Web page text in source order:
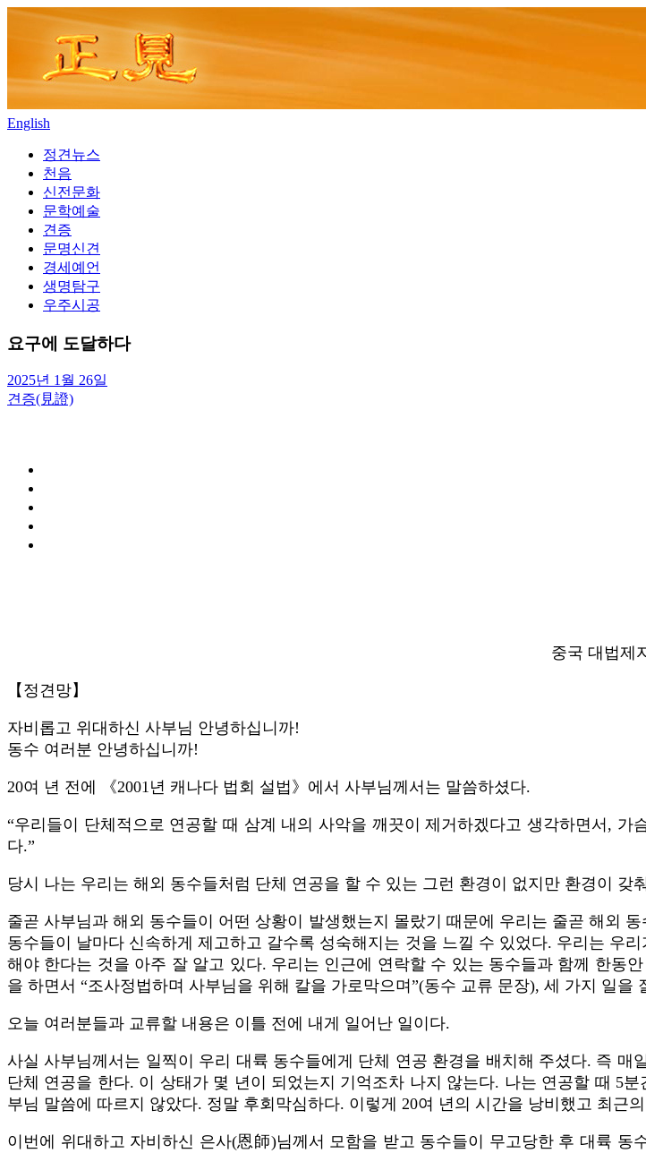
Skip
English
정견뉴스
천음
신전문화
문학예술
견증
문명신견
경세예언
생명탐구
우주시공
요구에 도달하다
2025년 1월 26일
견증(見證)
중국 대법제
【정견망】
자비롭고 위대하신 사부님 안녕하십니까!
동수 여러분 안녕하십니까!
20여 년 전에 《2001년 캐나다 법회 설법》에서 사부님께서는 말씀하셨다.
“우리들이 단체적으로 연공할 때 삼계 내의 사악을 깨끗이 제거하겠다고 생각하면서,
다.”
당시 나는 우리는 해외 동수들처럼 단체 연공을 할 수 있는 그런 환경이 없지만 환경이
줄곧 사부님과 해외 동수들이 어떤 상황이 발생했는지 몰랐기 때문에 우리는 줄곧 해외
동수들이 날마다 신속하게 제고하고 갈수록 성숙해지는 것을 느낄 수 있었다. 우리는 우
해야 한다는 것을 아주 잘 알고 있다. 우리는 인근에 연락할 수 있는 동수들과 함께 한동
을 하면서 “조사정법하며 사부님을 위해 칼을 가로막으며”(동수 교류 문장), 세 가지 일
오늘 여러분들과 교류할 내용은 이틀 전에 내게 일어난 일이다.
사실 사부님께서는 일찍이 우리 대륙 동수들에게 단체 연공 환경을 배치해 주셨다. 즉 매
단체 연공을 한다. 이 상태가 몇 년이 되었는지 기억조차 나지 않는다. 나는 연공할 때 5
부님 말씀에 따르지 않았다. 정말 후회막심하다. 이렇게 20여 년의 시간을 낭비했고 최근
이번에 위대하고 자비하신 은사(恩師)님께서 모함을 받고 동수들이 무고당한 후 대륙